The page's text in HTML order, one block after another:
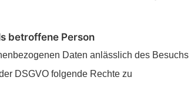
betroffene Person
Daten anlässlich des
DSGVO folgende Rechte zu